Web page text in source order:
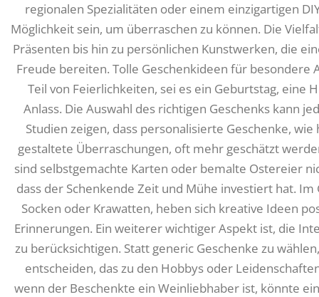
regionalen Spezialitäten oder einem einzigartigen
Möglichkeit sein, um überraschen zu können. Die
Präsenten bis hin zu persönlichen Kunstwerken, die
Freude bereiten. Tolle Geschenkideen für besondere
Teil von Feierlichkeiten, sei es ein Geburtstag, eine
Anlass. Die Auswahl des richtigen Geschenks kann
Studien zeigen, dass personalisierte Geschenke,
gestaltete Überraschungen, oft mehr geschätzt
sind selbstgemachte Karten oder bemalte Ostereier
dass der Schenkende Zeit und Mühe investiert hat.
Socken oder Krawatten, heben sich kreative Ideen
Erinnerungen. Ein weiterer wichtiger Aspekt ist, die
zu berücksichtigen. Statt generic Geschenke zu
entscheiden, das zu den Hobbys oder
wenn der Beschenkte ein Weinliebhaber ist, könnte